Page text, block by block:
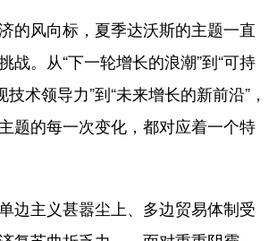
风向标，夏季达沃斯的主题一直
战。从“下一轮增长的浪潮”到“可持
技术领导力”到“未来增长的新前沿”，
题的每一次变化，都对应着一个特
主义甚嚣尘上、多边贸易体制受